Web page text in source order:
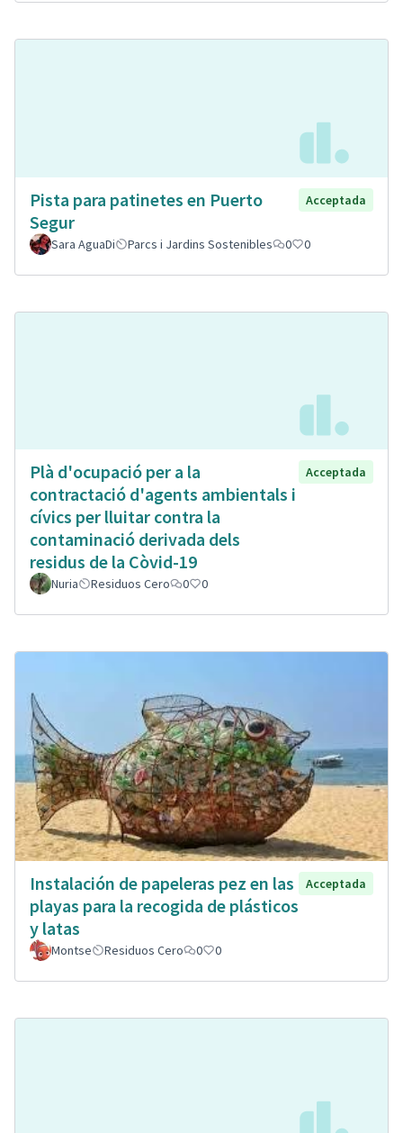
Pista para patinetes en Puerto
Segur
Acceptada
Sara AguaDi Parcs i Jardins Sostenibles 0 0
Plà d'ocupació per a la
contractació d'agents ambientals i
cívics per lluitar contra la
contaminació derivada dels
residus de la Còvid-19
Acceptada
Nuria Residuos Cero 0 0
Instalación de papeleras pez en las
playas para la recogida de plásticos
y latas
Acceptada
Montse Residuos Cero 0 0